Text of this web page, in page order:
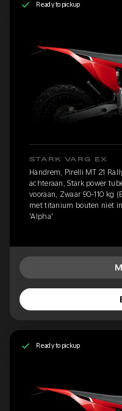
Ready to pickup
STARK VARG EX
Handrem, Pirelli MT 21
achteraan, Stark power
vooraan, Zwaar 90-110 kg
met titanium bouten niet
'Alpha'
Ready to pickup